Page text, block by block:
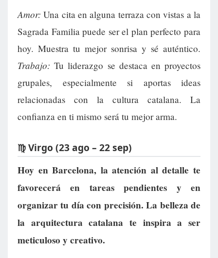
Amor: Una cita en alguna terraza con vistas a la
Sagrada Familia puede ser el plan perfecto para
hoy. Muestra tu mejor sonrisa y sé auténtico.
Trabajo: Tu liderazgo se destaca en proyectos
grupales, especialmente si aportas ideas
relacionadas con la cultura catalana. La
confianza en ti mismo será tu mejor arma.
♍ Virgo (23 ago – 22 sep)
Hoy en Barcelona, la atención al detalle te
favorecerá en tareas pendientes y en
organizar tu día con precisión. La belleza de
la arquitectura catalana te inspira a ser
meticuloso y creativo.